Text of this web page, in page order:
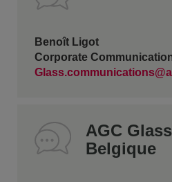
Benoît Ligot
Corporate
AGC
Belgique